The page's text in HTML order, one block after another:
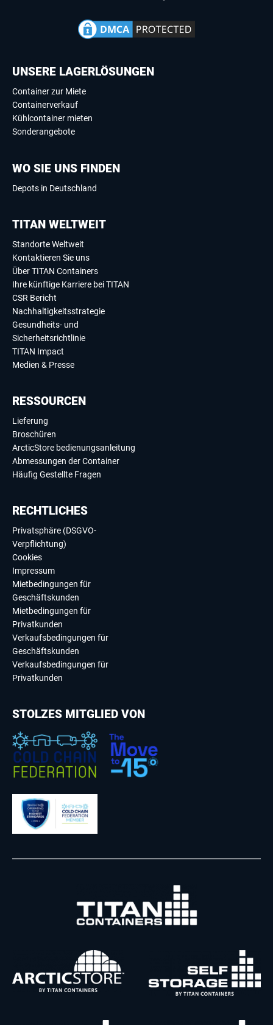
UNSERE LAGERLÖSUNGEN
Container zur Miete
Containerverkauf
Kühlcontainer mieten
Sonderangebote
WO SIE UNS FINDEN
Depots in Deutschland
TITAN WELTWEIT
Standorte Weltweit
Kontaktieren Sie uns
Über TITAN Containers
Ihre künftige Karriere bei TITAN
CSR Bericht
Nachhaltigkeitsstrategie
Gesundheits- und
Sicherheitsrichtlinie
TITAN Impact
Medien & Presse
RESSOURCEN
Lieferung
Broschüren
ArcticStore bedienungsanleitung
Abmessungen der Container
Häufig Gestellte Fragen
RECHTLICHES
Privatsphäre (DSGVO-
Verpflichtung)
Cookies
Impressum
Mietbedingungen für
Geschäftskunden
Mietbedingungen für
Privatkunden
Verkaufsbedingungen für
Geschäftskunden
Verkaufsbedingungen für
Privatkunden
STOLZES MITGLIED VON